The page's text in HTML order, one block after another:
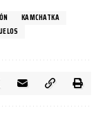
KAMCHATKA